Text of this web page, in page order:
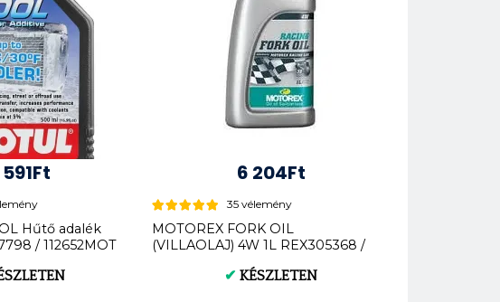
Hűtő adalék
/ 112652MOT
6 204Ft
35 vélemény
MOTOREX FORK OIL
(VILLAOLAJ) 4W 1L REX305368 /
✔ KÉSZLETEN